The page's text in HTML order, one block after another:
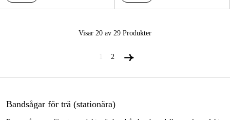
Visar 20 av 29 Produkter
2
Bandsågar för trä (stationära)